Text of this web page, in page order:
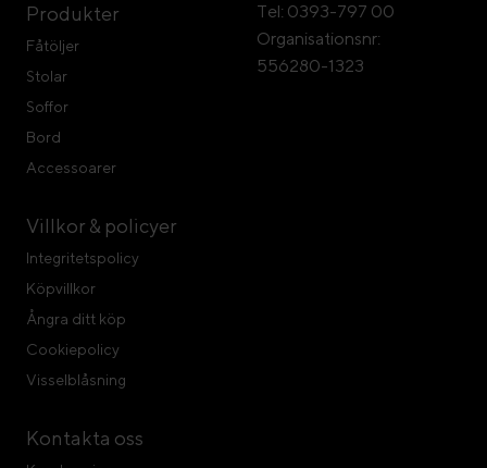
Produkter
Fåtöljer
Stolar
Soffor
Bord
Accessoarer
Villkor & policyer
Integritetspolicy
Köpvillkor
Ångra ditt köp
Cookiepolicy
Visselblåsning
Kontakta oss
Tel: 0393-797 00
Organisationsnr:
556280-1323